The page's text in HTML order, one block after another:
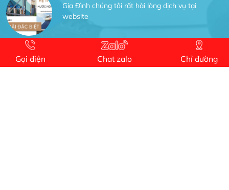
Gia Đình chúng tôi rất hài lòng dịch vụ tại
website
Dự án nhà phố đẹp lên nhờ đội thợ điện từ dịch
vụ
Gọi điện Chat zalo Chỉ đường